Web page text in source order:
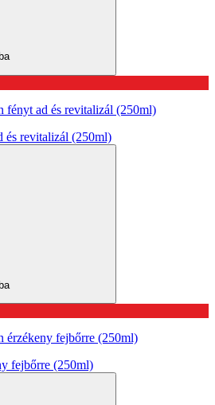
és revitalizál (250ml)
fejbőrre (250ml)